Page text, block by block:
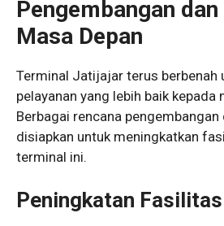
Pengembangan dan
Masa Depan
Terminal Jatijajar terus berbenah
pelayanan yang lebih baik kepada
Berbagai rencana
disiapkan untuk meningkatkan
terminal ini.
Peningkatan